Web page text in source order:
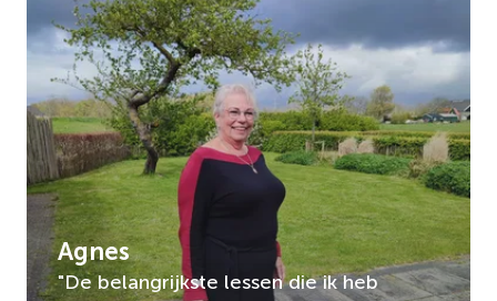
Agnes
"De belangrijkste lessen die ik heb